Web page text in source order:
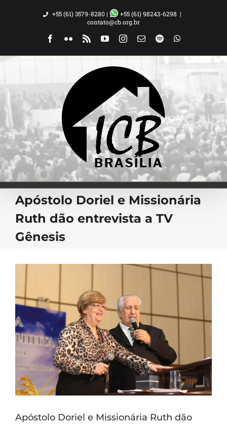
+55 (61) 3579-8280 | +55 (61) 98243-6298 |
contato@cb.org.br
Facebook
FlickrRss YouTubeInstagram
EmailSpotify
Apóstolo Doriel e Missionária
Ruth dão entrevista a TV
Gênesis
Apóstolo Doriel e Missionária Ruth dão